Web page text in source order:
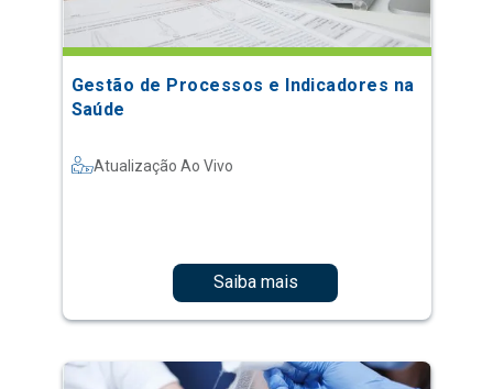
Gestão de Processos e Indicadores na
Saúde
Atualização Ao Vivo
Saiba mais